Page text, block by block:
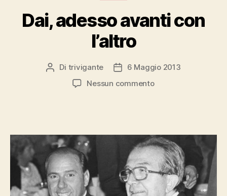
Dai, adesso avanti con
l’altro
Autore
articolo
Di trivigante
Data6 Maggio 2013
Nessun commentosu
l’altro